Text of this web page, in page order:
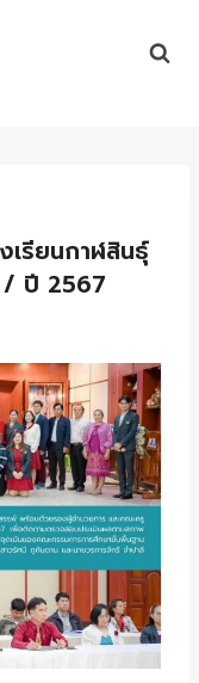
เรียนกาฬสินธุ์
ปี 2567